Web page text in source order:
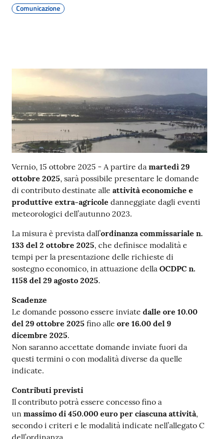
Comunicazione
Contenuto
Vernio, 15 ottobre 2025 - A partire da martedì 29
ottobre 2025, sarà possibile presentare le domande
di contributo destinate alle attività economiche e
produttive extra-agricole danneggiate dagli eventi
meteorologici dell’autunno 2023.
La misura è prevista dall’ordinanza commissariale n.
133 del 2 ottobre 2025, che definisce modalità e
tempi per la presentazione delle richieste di
sostegno economico, in attuazione della OCDPC n.
1158 del 29 agosto 2025.
Scadenze
Le domande possono essere inviate dalle ore 10.00
del 29 ottobre 2025 fino alle ore 16.00 del 9
dicembre 2025.
Non saranno accettate domande inviate fuori da
questi termini o con modalità diverse da quelle
indicate.
Contributi previsti
Il contributo potrà essere concesso fino a
un massimo di 450.000 euro per ciascuna attività,
secondo i criteri e le modalità indicate nell’allegato C